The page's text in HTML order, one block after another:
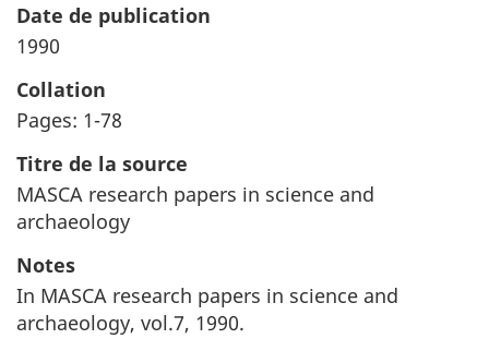
Date de publication
1990
Collation
Pages: 1-78
Titre de la source
MASCA research papers in science and
archaeology
Notes
In MASCA research papers in science and
archaeology, vol.7, 1990.